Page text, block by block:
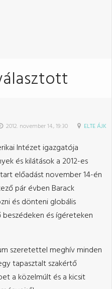
2012. november 14., 19:30 ELTE ÁJK
Intézet igazgatója
és kilátások a 2012-es
előadást november 14-én
pár évben Barack
és dönteni globális
és ígéreteken
szeretettel meghív minden
tapasztalt szakértő
a közelmúlt és a kicsit